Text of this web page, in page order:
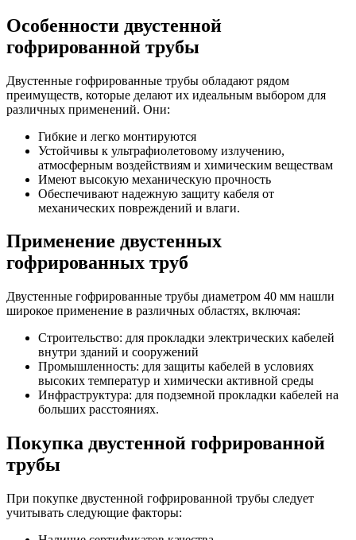
Особенности двустенной
гофрированной трубы
Двустенные гофрированные трубы обладают рядом
преимуществ, которые делают их идеальным выбором для
различных применений. Они:
Гибкие и легко монтируются
Устойчивы к ультрафиолетовому излучению,
атмосферным воздействиям и химическим веществам
Имеют высокую механическую прочность
Обеспечивают надежную защиту кабеля от
механических повреждений и влаги.
Применение двустенных
гофрированных труб
Двустенные гофрированные трубы диаметром 40 мм нашли
широкое применение в различных областях, включая:
Строительство: для прокладки электрических кабелей
внутри зданий и сооружений
Промышленность: для защиты кабелей в условиях
высоких температур и химически активной среды
Инфраструктура: для подземной прокладки кабелей на
больших расстояниях.
Покупка двустенной гофрированной
трубы
При покупке двустенной гофрированной трубы следует
учитывать следующие факторы: